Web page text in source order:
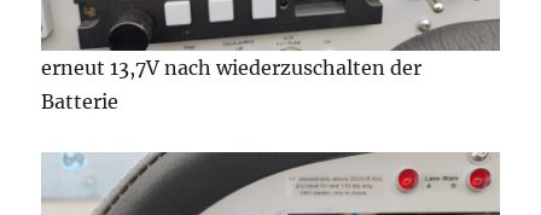
erneut 13,7V nach wiederzuschalten der
Batterie